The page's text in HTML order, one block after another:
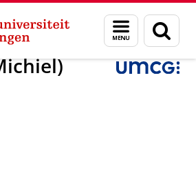
Menu
en
zoeken
dr. M.N. (Michiel) Kerstens